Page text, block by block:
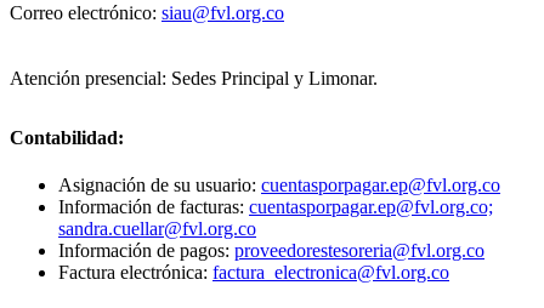
Correo electrónico: siau@fvl.org.co
Atención presencial: Sedes Principal y Limonar.
Contabilidad:
Asignación de su usuario: cuentasporpagar.ep@fvl.org.co
Información de facturas: cuentasporpagar.ep@fvl.org.co;
sandra.cuellar@fvl.org.co
Información de pagos: proveedorestesoreria@fvl.org.co
Factura electrónica: factura_electronica@fvl.org.co